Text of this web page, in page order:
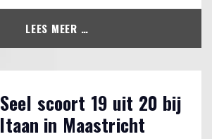
LEES MEER …
scoort 19 uit 20 bij
in Maastricht